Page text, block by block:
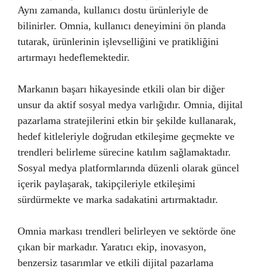
Aynı zamanda, kullanıcı dostu ürünleriyle de
bilinirler. Omnia, kullanıcı deneyimini ön planda
tutarak, ürünlerinin işlevselliğini ve pratikliğini
artırmayı hedeflemektedir.
Markanın başarı hikayesinde etkili olan bir diğer
unsur da aktif sosyal medya varlığıdır. Omnia, dijital
pazarlama stratejilerini etkin bir şekilde kullanarak,
hedef kitleleriyle doğrudan etkileşime geçmekte ve
trendleri belirleme sürecine katılım sağlamaktadır.
Sosyal medya platformlarında düzenli olarak güncel
içerik paylaşarak, takipçileriyle etkileşimi
sürdürmekte ve marka sadakatini artırmaktadır.
Omnia markası trendleri belirleyen ve sektörde öne
çıkan bir markadır. Yaratıcı ekip, inovasyon,
benzersiz tasarımlar ve etkili dijital pazarlama